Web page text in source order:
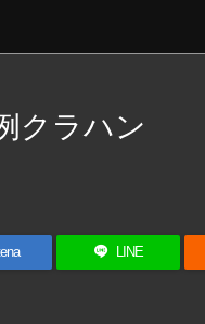
クラハン
LINE